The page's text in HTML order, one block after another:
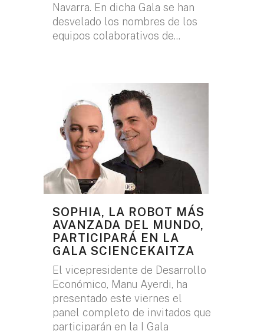
Navarra. En dicha Gala se han
desvelado los nombres de los
equipos colaborativos de...
SOPHIA, LA ROBOT MÁS
AVANZADA DEL MUNDO,
PARTICIPARÁ EN LA
GALA SCIENCEKAITZA
El vicepresidente de Desarrollo
Económico, Manu Ayerdi, ha
presentado este viernes el
panel completo de invitados que
participarán en la I Gala